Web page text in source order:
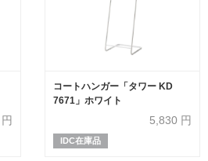
円
コートハンガー「タワー KD
7671」ホワイト
5,830 円
IDC在庫品